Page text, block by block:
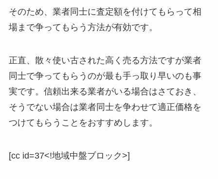
そのため、業者同士に査定額を付けてもらって相
場まで争ってもらう方法が有効です。
正直、散々使い古された高く売る方法ですが業者
同士で争ってもらうのが最も手っ取り早いのも事
実です。信頼出来る業者がいる場合はさておき、
そうでない場合は業者同士を争わせて適正価格を
つけてもらうことをおすすめします。
[cc id=37<!地域中盤ブロック>]